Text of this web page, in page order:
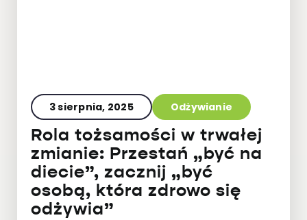
3 sierpnia, 2025 Odżywianie
Rola tożsamości w trwałej
zmianie: Przestań „być na
diecie”, zacznij „być
osobą, która zdrowo się
odżywia”